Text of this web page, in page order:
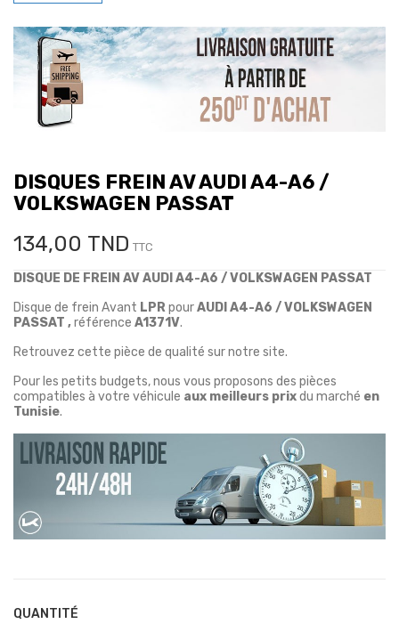
DISQUES FREIN AV AUDI A4-A6 /
VOLKSWAGEN PASSAT
134,00 TND TTC
DISQUE DE FREIN AV AUDI A4-A6 / VOLKSWAGEN PASSAT
Disque de frein Avant LPRpourAUDI A4-A6 / VOLKSWAGEN
PASSAT ,référence A1371V.
Retrouvez cette pièce de qualité sur notre site.
Pour les petits budgets, nous vous proposons des pièces
compatibles à votre véhicule aux meilleurs prixdu marché en
Tunisie.
QUANTITÉ